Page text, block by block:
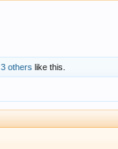
3 others like this.